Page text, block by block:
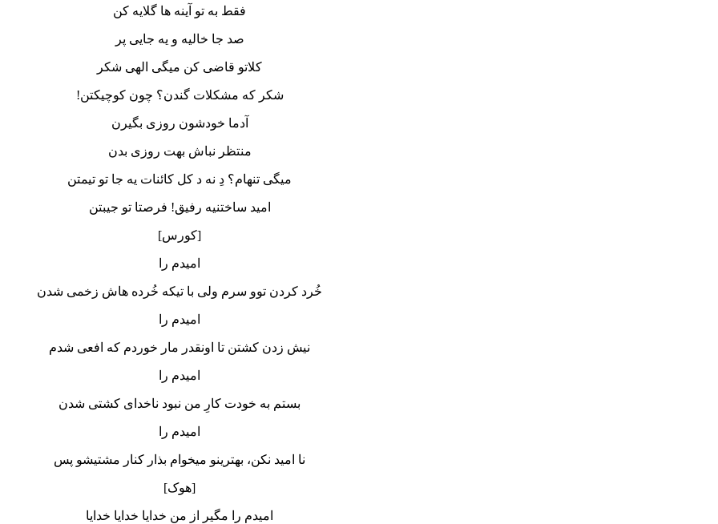
فقط به تو آینه ها گلایه کن
صد جا خالیه و یه جایی پر
کلاتو قاضی کن میگی الهی شکر
شکر که مشکلات گندن؟ چون کوچیکتن!
آدما خودشون روزی بگیرن
منتظر نباش بهت روزی بدن
میگی تنهام؟ دِ نه د کل کائنات یه جا تو تیمتن
امید ساختنیه رفیق! فرصتا تو جیبتن
[کورس]
امیدم را
خُرد کردن توو سرم ولی با تیکه‌ خُرده‌ هاش زخمی شدن
امیدم را
نیش زدن کشتن تا اونقدر مار خوردم که افعی شدم
امیدم را
بستم به خودت کارِ من نبود ناخدای کشتی شدن
امیدم‌ را
نا امید نکن، بهترینو میخوام بذار کنار مشتیشو‌ پس
[هوک]
امیدم را مگیر از من خدایا خدایا خدایا